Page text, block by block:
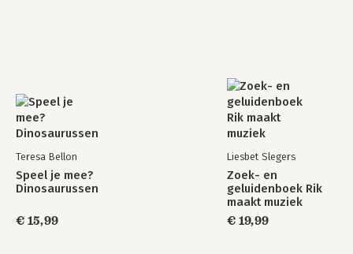
Teresa Bellon
Speel je mee?
Dinosaurussen
€ 15,99
Liesbet Slegers
Zoek- en
geluidenboek Rik
maakt muziek
€ 19,99